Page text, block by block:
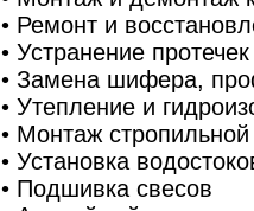
• Ремонт и
• Устранение протечек
• Замена шифера,
• Утепление и
• Монтаж
• Установка
• Подшивка свесов